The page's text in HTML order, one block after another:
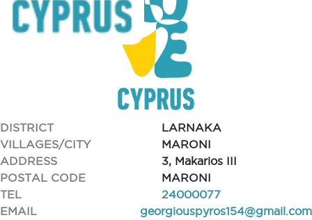
DISTRICT
LARNAKA
VILLAGES/CITY
MARONI
ADDRESS
3, Makarios III
POSTAL CODE
MARONI
TEL
24000077
EMAIL
georgiouspyros154@gmail.com